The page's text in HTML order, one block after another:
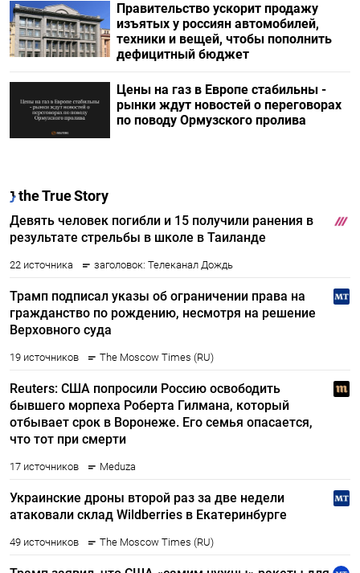
Правительство ускорит продажу
изъятых у россиян автомобилей,
техники и вещей, чтобы пополнить
дефицитный бюджет
Цены на газ в Европе стабильны -
рынки ждут новостей о переговорах
по поводу Ормузского пролива